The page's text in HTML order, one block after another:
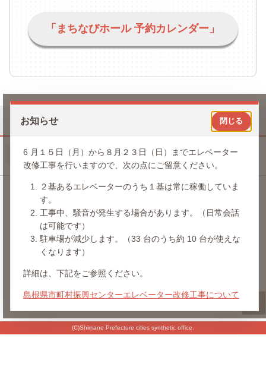
「まちなびホール 予約カレンダー」
閉じる
お知らせ
6 月１５日（月）から８月２３日（日）までエレベーター
改修工事を行いますので、次の点にご留意ください。
２基あるエレベーターのうち１基は常に稼働していま
す。
工事中、騒音が発生する場合があります。（日常会話
は可能です）
駐車場が減少します。（33 台のうち約 10 台が使えな
くなります）
詳細は、下記をご参照ください。
島根県市町村振興センターエレベーター改修工事について
サイトマップ 関連リンク お問い合わせ
〒690-0887 島根県松江市殿町8-3
島根県市町村振興センター（タウンプラザしまね）4階
TEL:（退職手当） 0852-61-0605
TEL:（研修） 0852-61-2213
TEL:（建物管理） 0852-61-2258
TEL:（代表） 0852-21-4301
(C)Shimane Prefecture cities synthetic office.